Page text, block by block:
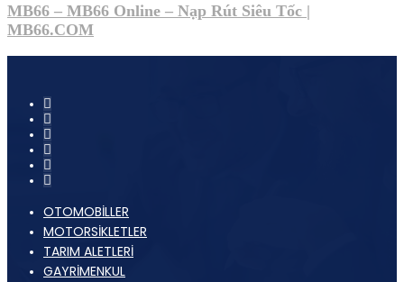
MB66 – MB66 Online – Nạp Rút Siêu Tốc |
MB66.COM
OTOMOBİLLER
MOTORSİKLETLER
TARIM ALETLERİ
GAYRİMENKUL